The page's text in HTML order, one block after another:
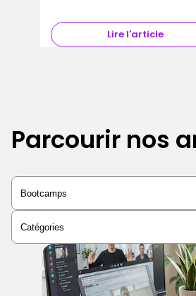
Lire l'article
Parcourir nos